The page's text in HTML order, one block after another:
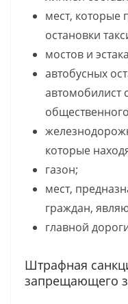
мест, которые
остановки
мостов и
автобусных
автомобилист
которые
газон;
мест,
граждан,
главной
Штрафная
запрещающего